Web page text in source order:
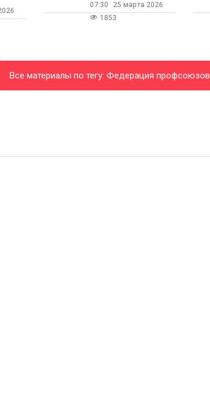
07:30
25 марта 2026
1853
Все материалы по тегу: Федерация профсоюзов